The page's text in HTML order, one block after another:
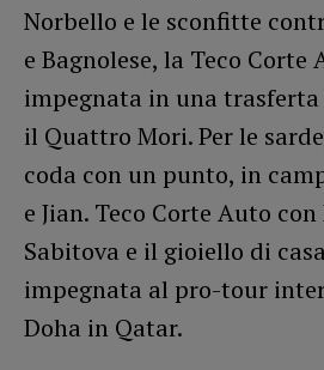
Norbello e le sconfitte
e Bagnolese, la Teco Corte
impegnata in una
il Quattro Mori. Per le
coda con un punto, in
e Jian. Teco Corte Auto
Sabitova e il gioiello di
impegnata al pro-tour
Doha in Qatar.